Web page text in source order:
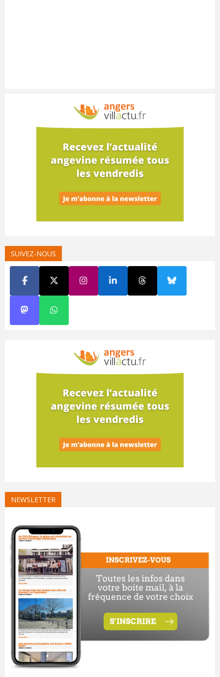
SUIVEZ-NOUS
NEWSLETTER